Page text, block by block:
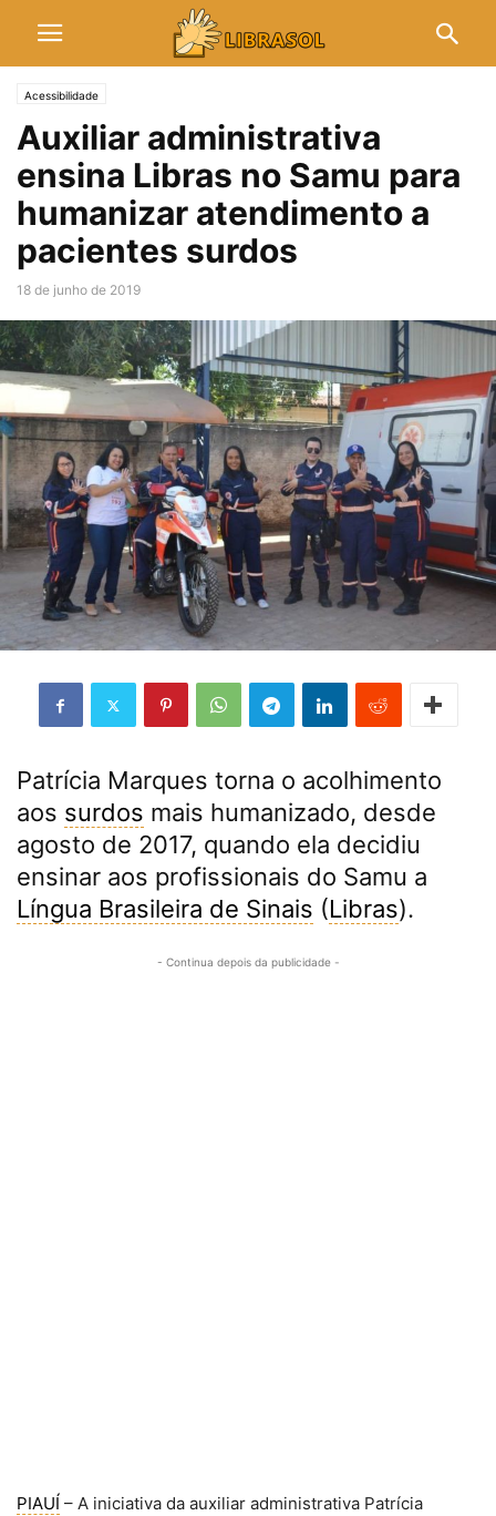
Acessibilidade
Auxiliar administrativa
ensina Libras no Samu para
humanizar atendimento a
pacientes surdos
18 de junho de 2019
Patrícia Marques torna o acolhimento
aos surdos mais humanizado, desde
agosto de 2017, quando ela decidiu
ensinar aos profissionais do Samu a
Língua Brasileira de Sinais (Libras).
- Continua depois da publicidade -
PIAUÍ – A iniciativa da auxiliar administrativa Patrícia